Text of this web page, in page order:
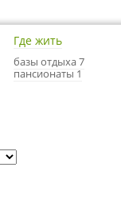
Где жить
базы отдыха 7
пансионаты 1